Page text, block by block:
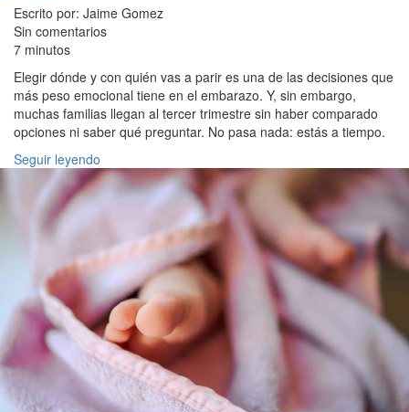
Escrito por: Jaime Gomez
Sin comentarios
7 minutos
Elegir dónde y con quién vas a parir es una de las decisiones que
más peso emocional tiene en el embarazo. Y, sin embargo,
muchas familias llegan al tercer trimestre sin haber comparado
opciones ni saber qué preguntar. No pasa nada: estás a tiempo.
Seguir leyendo